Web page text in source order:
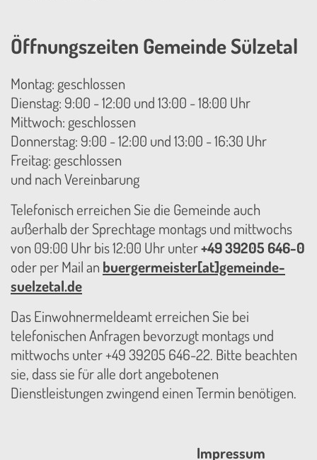
Öffnungszeiten Gemeinde Sülzetal
Montag: geschlossen
Dienstag: 9:00 - 12:00 und 13:00 - 18:00 Uhr
Mittwoch: geschlossen
Donnerstag: 9:00 - 12:00 und 13:00 - 16:30 Uhr
Freitag: geschlossen
und nach Vereinbarung
Telefonisch erreichen Sie die Gemeinde auch
außerhalb der Sprechtage montags und mittwochs
von 09:00 Uhr bis 12:00 Uhr unter+49 39205 646-0
oder per Mail an buergermeister[at]gemeinde-
suelzetal.de
Das Einwohnermeldeamt erreichen Sie bei
telefonischen Anfragen bevorzugt montags und
mittwochs unter +49 39205 646-22. Bitte beachten
sie, dass sie für alle dort angebotenen
Dienstleistungen zwingend einen Termin benötigen.
Impressum